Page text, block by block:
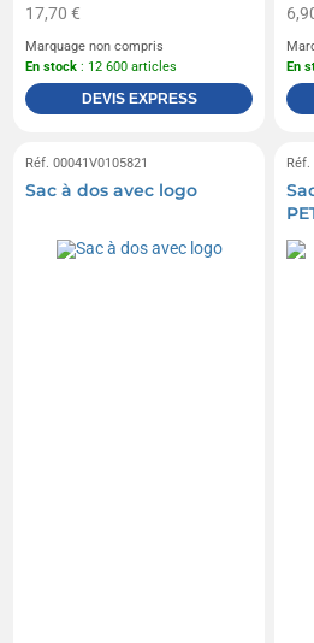
17,70 €
Marquage non compris
En stock : 12 600 articles
DEVIS EXPRESS
En
Réf. 00041V0105821
Sac à dos avec logo